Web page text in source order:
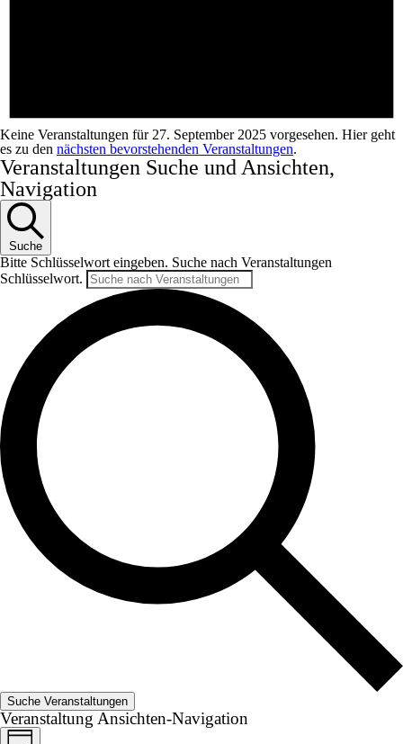
Keine Veranstaltungen für 27. September 2025 vorgesehen. Hier geht
es zu den nächsten bevorstehenden Veranstaltungen.
Veranstaltungen Suche und Ansichten,
Navigation
Suche
Bitte Schlüsselwort eingeben. Suche nach Veranstaltungen
Schlüsselwort.
Suche Veranstaltungen
Veranstaltung Ansichten-Navigation